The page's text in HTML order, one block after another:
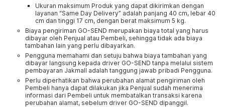
Ukuran maksimum Produk yang dapat dikirimkan dengan
layanan “Same Day Delivery” adalah panjang 40 cm, lebar 40
cm dan tinggi 17 cm, dengan berat maksimum 5 kg.
Biaya pengiriman GO-SEND merupakan biaya total yang harus
dibayar oleh Penjual atau Pembeli, sehingga tidak ada biaya
tambahan lain yang perlu dibayarkan.
Pengguna memahami dan setuju bahwa biaya tambahan yang
dibayar langsung kepada driver GO-SEND tanpa melalui sistem
pembayaran Jakmall adalah tanggung jawab pribadi Pengguna.
Perlu diperhatikan bahwa perubahan alamat pengiriman oleh
Pembeli hanya dapat dilakukan jika Penjual sudah menerima
informasi dari Pembeli untuk membatalkan transaksi karena
perubahan alamat, sebelum driver GO-SEND dipanggil.